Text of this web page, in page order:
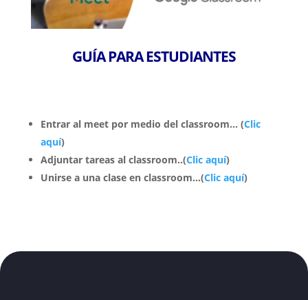
GUÍA PARA ESTUDIANTES​
Entrar al meet por medio del classroom… (Clic
aquí)
Adjuntar tareas al classroom..(Clic aquí)
Unirse a una clase en classroom…(Clic aquí)